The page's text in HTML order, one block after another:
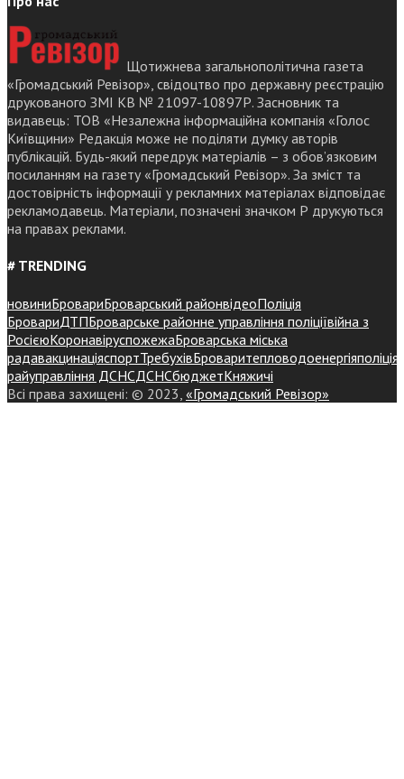
Щотижнева загальнополітична газета
«Громадський Ревізор», свідоцтво про державну реєстрацію
друкованого ЗМІ КВ № 21097-10897Р. Засновник та
видавець: ТОВ «Незалежна інформаційна компанія «Голос
Київщини» Редакція може не поділяти думку авторів
публікацій. Будь-який передрук матеріалів – з обов’язковим
посиланням на газету «Громадський Ревізор». За зміст та
достовірність інформації у рекламних матеріалах відповідає
рекламодавець. Матеріали, позначені значком Р друкуються
на правах реклами.
# TRENDING
новиниБровариБроварський районвідеоПоліція
БровариДТПБроварське районне управління поліціївійна з
РосієюКоронавіруспожежаБроварська міська
радавакцинаціяспортТребухівБроваритепловодоенергіяполіція
райуправління ДСНСДСНСбюджетКняжичі
Всі права захищені: © 2023, «Громадський Ревізор»